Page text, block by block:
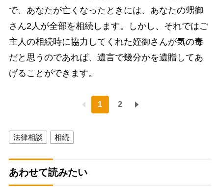
で、あなたが亡くなったときには、あなたの甥御
さん2人が全部を相続します。しかし、それではご
主人の相続時に協力してくれた姪御さんが気の毒
だと思うのであれば、遺言で幾分かを遺贈してあ
げることができます。
1 2
法律相談 相続
あわせて読みたい